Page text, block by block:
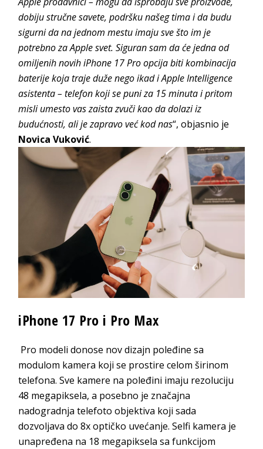
dobiju stručne savete, podršku našeg tima i da budu
sigurni da na jednom mestu imaju sve što im je
potrebno za Apple svet. Siguran sam da će jedna od
omiljenih novih iPhone 17 Pro opcija biti kombinacija
baterije koja traje duže nego ikad i Apple Intelligence
asistenta – telefon koji se puni za 15 minuta i pritom
misli umesto vas zaista zvuči kao da dolazi iz
budućnosti, ali je zapravo već kod nas“, objasnio je
Novica Vuković.
iPhone 17 Pro i Pro Max
Pro modeli donose nov dizajn poleđine sa
modulom kamera koji se prostire celom širinom
telefona. Sve kamere na poleđini imaju rezoluciju
48 megapiksela, a posebno je značajna
nadogradnja telefoto objektiva koji sada
dozvoljava do 8x optičko uvećanje. Selfi kamera je
unapređena na 18 megapiksela sa funkcijom